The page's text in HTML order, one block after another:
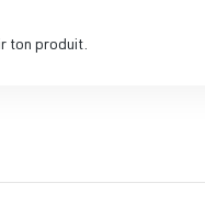
ton produit.